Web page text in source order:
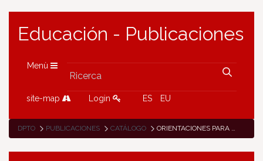
Educación - Publicaciones
Menù
site-map Login ES EU
DPTO PUBLICACIONES CATÁLOGO ORIENTACIONES PARA LAS EVALUACIONES EXTERNAS E INTERNAS DE LOS CENTROS